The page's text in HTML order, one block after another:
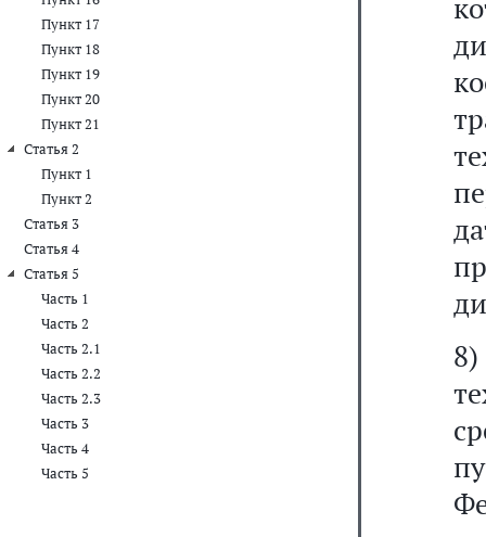
Пункт 17
Пункт 18
Пункт 19
Пункт 20
Пункт 21
Статья 2
Пункт 1
Пункт 2
Статья 3
Статья 4
Статья 5
Часть 1
Часть 2
Часть 2.1
Часть 2.2
Часть 2.3
Часть 3
Часть 4
Часть 5